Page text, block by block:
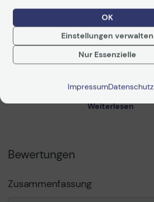
Transportbreite
35 cm
Transporttiefe
15.5 cm
Transporthöhe
10.8 cm
Verbrauchsmaterial
Enthaltene Anz.
Weiterlesen
Bewertungen
Zusammenfassung
OK
Einstellungen verwalten
Nur Essenzielle
ImpressumDatenschutz